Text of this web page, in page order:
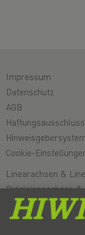
Impressum
Datenschutz
AGB
Haftungsausschluss
Cookie-
Linearachsen &
Präzisionsachsen
Elektrozylinder
Rundtische